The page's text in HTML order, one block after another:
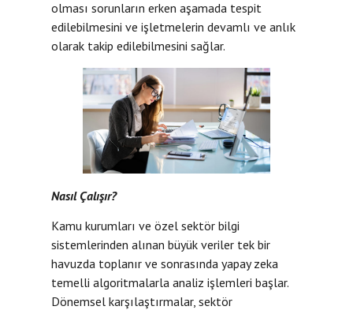
olması sorunların erken aşamada tespit
edilebilmesini ve işletmelerin devamlı ve anlık
olarak takip edilebilmesini sağlar.
Nasıl Çalışır?
Kamu kurumları ve özel sektör bilgi
sistemlerinden alınan büyük veriler tek bir
havuzda toplanır ve sonrasında yapay zeka
temelli algoritmalarla analiz işlemleri başlar.
Dönemsel karşılaştırmalar, sektör